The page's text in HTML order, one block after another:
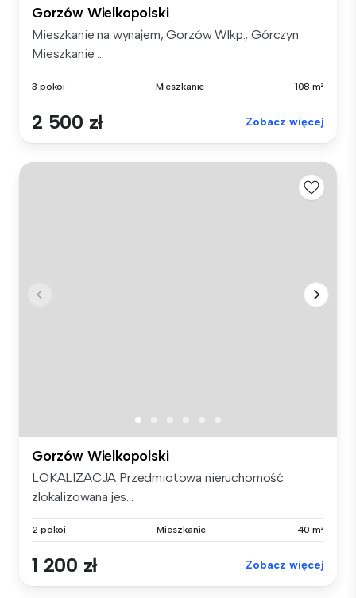
Gorzów Wielkopolski
Mieszkanie na wynajem, Gorzów Wlkp., Górczyn
Mieszkanie ...
3 pokoi Mieszkanie 108 m²
2 500 zł Zobacz więcej
Gorzów Wielkopolski
LOKALIZACJA Przedmiotowa nieruchomość
zlokalizowana jes...
2 pokoi Mieszkanie 40 m²
1 200 zł Zobacz więcej